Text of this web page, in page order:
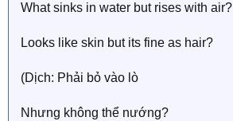
What sinks in water but rises with air?
Looks like skin but its fine as hair?
(Dịch: Phải bỏ vào lò
Nhưng không thể nướng?